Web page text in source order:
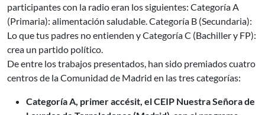
participantes con la radio eran los siguientes: Categoría A
(Primaria): alimentación saludable. Categoría B (Secundaria):
Lo que tus padres no entienden y Categoría C (Bachiller y FP):
crea un partido político.
De entre los trabajos presentados, han sido premiados cuatro
centros de la Comunidad de Madrid en las tres categorías:
Categoría A, primer accésit, el CEIP Nuestra Señora de